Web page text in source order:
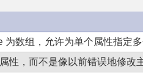
数组，允许为单个属性指定多
性，而不是像以前错误地修改